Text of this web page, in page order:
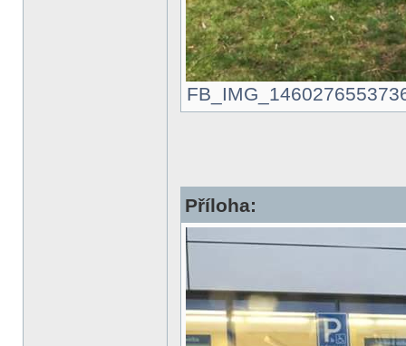
Příloha: